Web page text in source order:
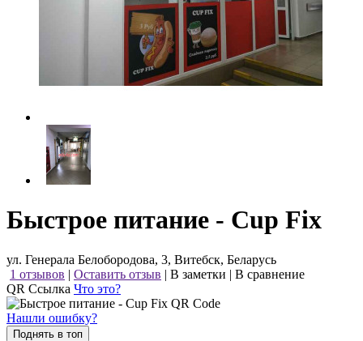
Быстрое питание - Cup Fix
ул. Генерала Белобородова, 3, Витебск, Беларусь
1 отзывов | Оставить отзыв | В заметки | В сравнение
QR Ссылка Что это?
Нашли ошибку?
Поднять в топ